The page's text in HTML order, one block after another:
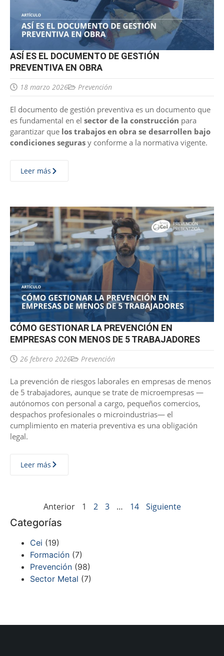
ASÍ ES EL DOCUMENTO DE GESTIÓN
PREVENTIVA EN OBRA
18 marzo 2026 Prevención
El documento de gestión preventiva es un documento que
es fundamental en el sector de la construcción para
garantizar que los trabajos en obra se desarrollen bajo
condiciones seguras y conforme a la normativa vigente.
Leer más
CÓMO GESTIONAR LA PREVENCIÓN EN
EMPRESAS CON MENOS DE 5 TRABAJADORES
26 febrero 2026 Prevención
La prevención de riesgos laborales en empresas de menos
de 5 trabajadores, aunque se trate de microempresas —
autónomos con personal a cargo, pequeños comercios,
despachos profesionales o microindustrias— el
cumplimiento en materia preventiva es una obligación
legal.
Leer más
Anterior 1 2 3 … 14 Siguiente
Categorías
Cei (19)
Formación (7)
Prevención (98)
Sector Metal (7)